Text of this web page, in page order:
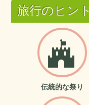
旅行のヒント
伝統的な祭り